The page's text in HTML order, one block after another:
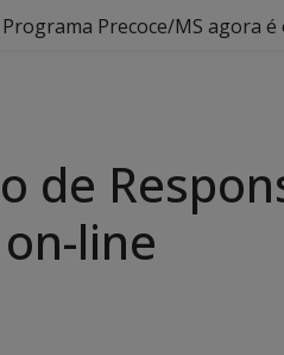
Precoce/MS agora
de
line